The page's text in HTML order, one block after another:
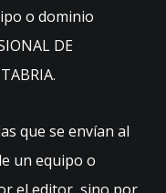
o dominio
DE
que se envían al
un equipo o